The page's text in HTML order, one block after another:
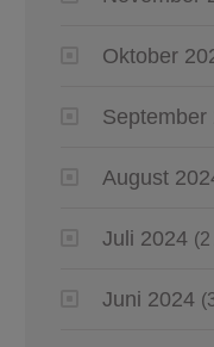
Oktober
September
August
Juli 2024
Juni 2024